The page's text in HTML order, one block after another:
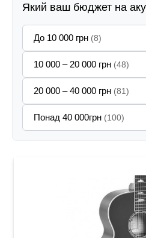
Який ваш бюджет на
До 10 000 грн (8)
10 000 – 20 000 грн (48)
20 000 – 40 000 грн (81)
Понад 40 000грн (100)